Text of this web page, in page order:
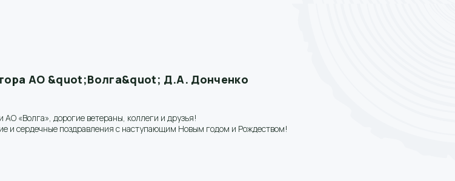
АО &quot;Волга&quot; Д.А. Донченко
«Волга», дорогие ветераны, коллеги и друзья!
и сердечные поздравления с наступающим Новым годом и Рождеством!